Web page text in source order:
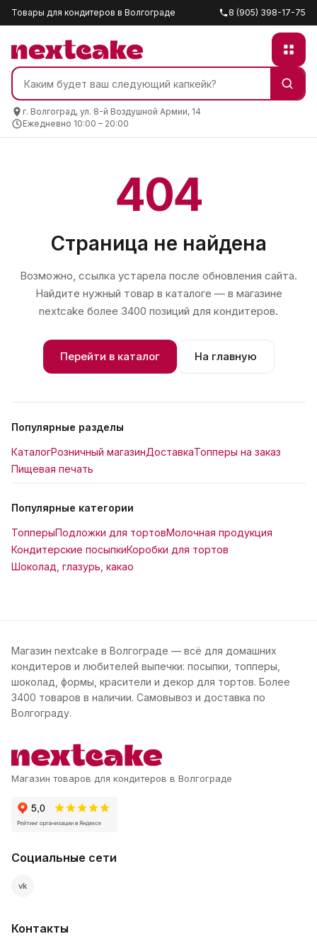
Товары для кондитеров в Волгограде 8 (905) 398-17-75
г. Волгоград, ул. 8-й Воздушной Армии, 14
Ежедневно 10:00 – 20:00
404
Страница не найдена
Возможно, ссылка устарела после обновления сайта.
Найдите нужный товар в каталоге — в магазине
nextcake более 3400 позиций для кондитеров.
Перейти в каталог На главную
Популярные разделы
КаталогРозничный магазинДоставкаТопперы на заказ
Пищевая печать
Популярные категории
ТопперыПодложки для тортовМолочная продукция
Кондитерские посыпкиКоробки для тортов
Шоколад, глазурь, какао
Магазин nextcake в Волгограде — всё для домашних
кондитеров и любителей выпечки: посыпки, топперы,
шоколад, формы, красители и декор для тортов. Более
3400 товаров в наличии. Самовывоз и доставка по
Волгограду.
Магазин товаров для кондитеров в Волгограде
Социальные сети
vk
Контакты